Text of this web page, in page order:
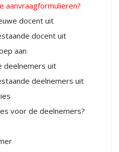
aanvraagformulieren?
docent uit
docent uit
aan
deelnemers uit
deelnemers uit
voor de deelnemers?